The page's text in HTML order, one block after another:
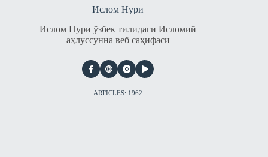
Ислом Нури
Ислом Нури ўзбек тилидаги Исломий
аҳлуссунна веб саҳифаси
ARTICLES: 1962